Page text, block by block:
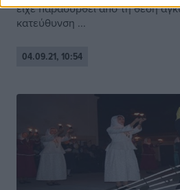
είχε παρασυρθεί από τη θέση
κατεύθυνση ...
04.09.21, 10:54